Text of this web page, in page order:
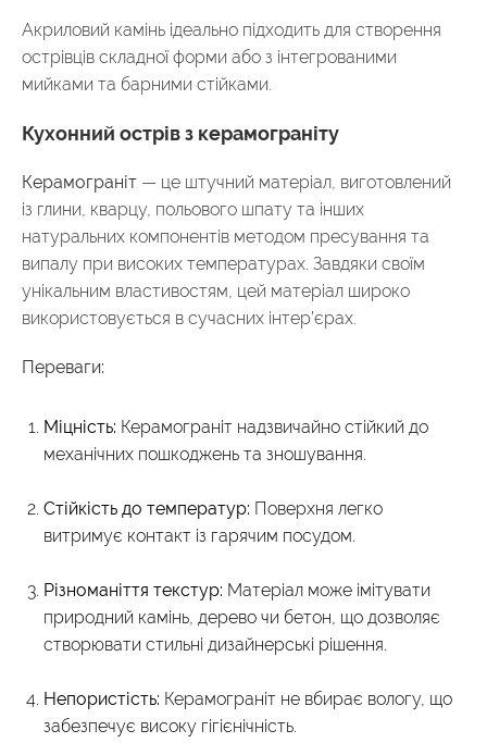
Акриловий камінь ідеально підходить для створення
острівців складної форми або з інтегрованими
мийками та барними стійками.
Кухонний острів з керамограніту
Керамограніт — це штучний матеріал, виготовлений
із глини, кварцу, польового шпату та інших
натуральних компонентів методом пресування та
випалу при високих температурах. Завдяки своїм
унікальним властивостям, цей матеріал широко
використовується в сучасних інтер’єрах.
Переваги:
Міцність: Керамограніт надзвичайно стійкий до
механічних пошкоджень та зношування.
Стійкість до температур: Поверхня легко
витримує контакт із гарячим посудом.
Різноманіття текстур: Матеріал може імітувати
природний камінь, дерево чи бетон, що дозволяє
створювати стильні дизайнерські рішення.
Непористість: Керамограніт не вбирає вологу, що
забезпечує високу гігієнічність.